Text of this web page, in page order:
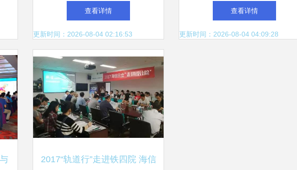
TCBCI在基准方中成功举办产
品技术交流会
查看详情
更新时间：2026-08-04 02:16:53
信息安全科技创新技术交流大
会在京启幕
查看详情
更新时间：2026-08-04 04:09:28
2017“轨道行”走进铁四院 海信